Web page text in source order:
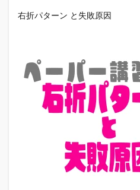
右折パターン と失敗原因